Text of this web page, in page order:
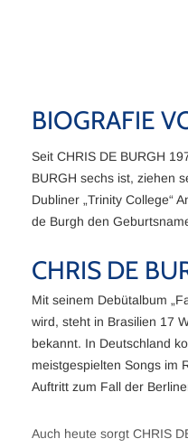
BIOGRAFIE
Seit CHRIS DE BURGH
BURGH sechs ist, ziehen
Dubliner „Trinity College“
de Burgh den
CHRIS DE
Mit seinem Debütalbum
wird, steht in Brasilien 17
bekannt. In Deutschland
meistgespielten Songs im
Auftritt zum Fall der
Auch heute sorgt CHRIS